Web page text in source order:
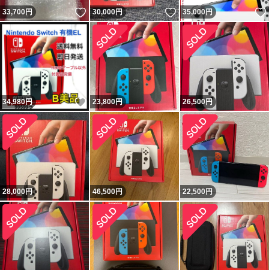
33,700円 いいね！
30,000円 いいね！
35,000円
34,980円 いいね！
23,800円 26,500円
28,000円 46,500円 22,500円